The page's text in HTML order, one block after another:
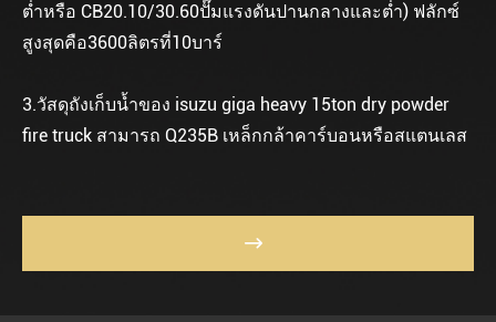
ต่ำหรือ CB20.10/30.60ปั๊มแรงดันปานกลางและต่ำ) ฟลักซ์
สูงสุดคือ3600ลิตรที่10บาร์
3.วัสดุถังเก็บน้ำของ isuzu giga heavy 15ton dry powder
fire truck สามารถ Q235B เหล็กกล้าคาร์บอนหรือสแตนเลส
